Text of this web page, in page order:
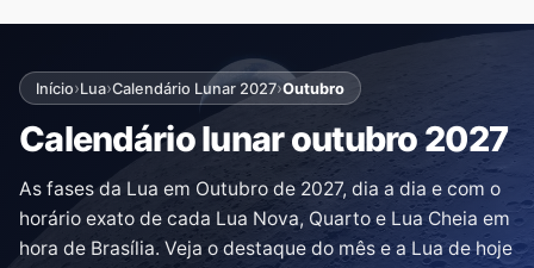
Início›Lua›Calendário Lunar 2027›Outubro
Calendário lunar outubro 2027
As fases da Lua em Outubro de 2027, dia a dia e com o
horário exato de cada Lua Nova, Quarto e Lua Cheia em
hora de Brasília. Veja o destaque do mês e a Lua de hoje